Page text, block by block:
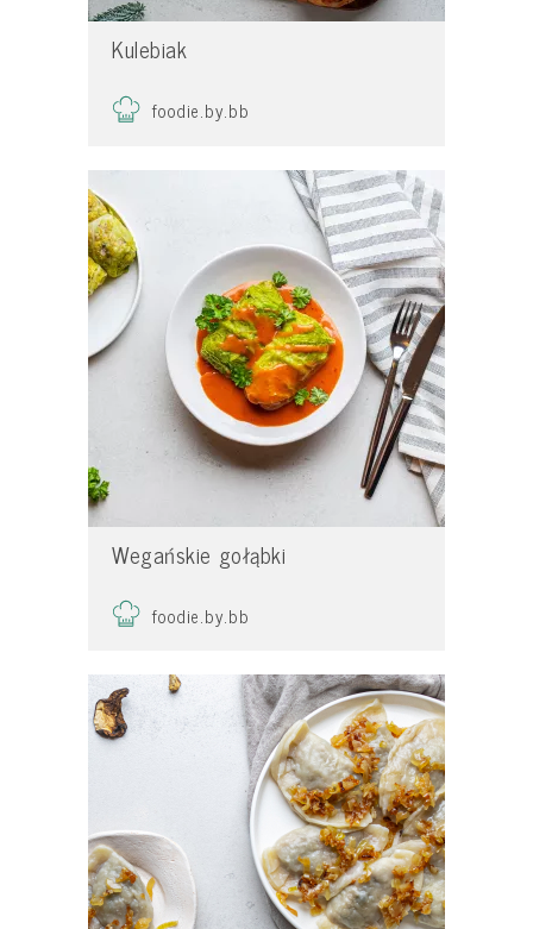
Kulebiak
foodie.by.bb
Wegańskie gołąbki
foodie.by.bb